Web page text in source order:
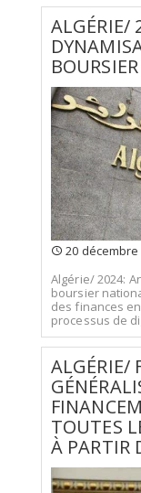
ALGÉRIE/
20 décembre
Algérie/ 2024:
boursier
des finances
processus de
ALGÉRIE/
TOUTES
À PARTIR